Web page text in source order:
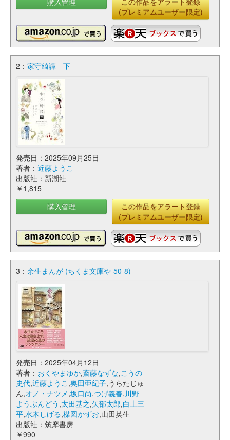
(プレミアムユーザー限定)
2： 家守綺譚 下
発売日：2025年09月25日
著者： 近藤ようこ
出版社：新潮社
￥1,815
購入管理
この作品をアラート登録
(プレミアムユーザー限定)
3： 余生まんが (ちくま文庫や-50-8)
発売日：2025年04月12日
著者： おくやまゆか,斎藤なずな,こうの
史代,近藤ようこ ,奥田亜紀子,うらたじゅ
ん,オノ・ナツメ,坂口尚,つげ義春,川野
ようぶんどう ,太田基之,矢部太郎,白土三
平,水木しげる,楳図かずお,山田英生
出版社：筑摩書房
￥990